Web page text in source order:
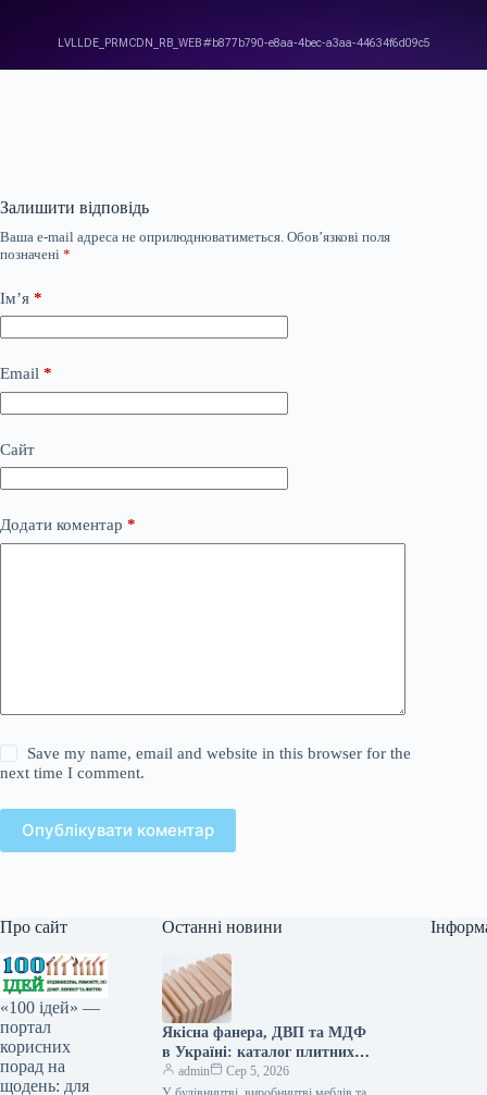
Залишити відповідь
Ваша e-mail адреса не оприлюднюватиметься. Обов’язкові поля
позначені *
Ім’я *
Email *
Сайт
Додати коментар *
Save my name, email and website in this browser for the
next time I comment.
Опублікувати коментар
Про сайт
«100 ідей» —
портал
корисних
порад на
щодень: для
Останні новини
Якісна фанера, ДВП та МДФ
в Україні: каталог плитних
матеріалів від «ВІН-ВУД»
admin
Сер 5, 2026